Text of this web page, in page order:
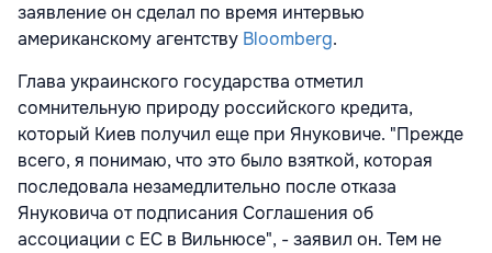
заявление он сделал по время интервью
американскому агентству Bloomberg.
Глава украинского государства отметил
сомнительную природу российского кредита,
который Киев получил еще при Януковиче. "Прежде
всего, я понимаю, что это было взяткой, которая
последовала незамедлительно после отказа
Януковича от подписания Соглашения об
ассоциации с ЕС в Вильнюсе", - заявил он. Тем не